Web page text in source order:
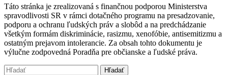
Táto stránka je zrealizovaná s finančnou podporou Ministerstva
spravodlivosti SR v rámci dotačného programu na presadzovanie,
podporu a ochranu ľudských práv a slobôd a na predchádzanie
všetkým formám diskriminácie, rasizmu, xenofóbie, antisemitizmu a
ostatným prejavom intolerancie. Za obsah tohto dokumentu je
výlučne zodpovedná Poradňa pre občianske a ľudské práva.
Hľadať: